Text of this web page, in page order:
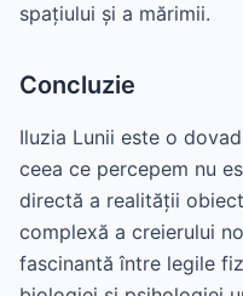
spațiului și a mărimii.
Concluzie
Iluzia Lunii este o
ceea ce percepem nu
directă a realității
complexă a creierului
fascinantă între legile